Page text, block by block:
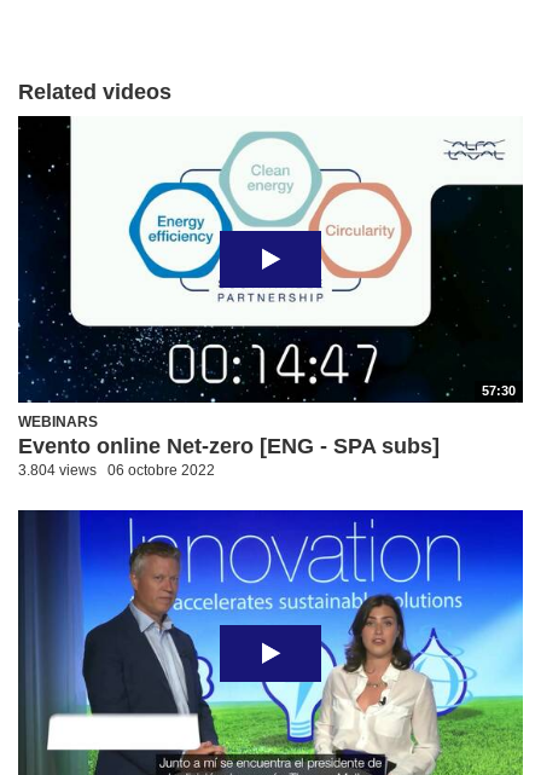
Related videos
57:30
WEBINARS
Evento online Net-zero [ENG - SPA subs]
3.804 views 06 octobre 2022